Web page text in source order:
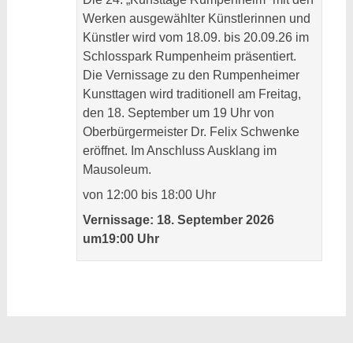
Werken ausgewählter Künstlerinnen und
Künstler wird vom 18.09. bis 20.09.26 im
Schlosspark Rumpenheim präsentiert.
Die Vernissage zu den Rumpenheimer
Kunsttagen wird traditionell am Freitag,
den 18. September um 19 Uhr von
Oberbürgermeister Dr. Felix Schwenke
eröffnet. Im Anschluss Ausklang im
Mausoleum.
von 12:00 bis 18:00 Uhr
Vernissage: 18. September 2026
um19:00 Uhr